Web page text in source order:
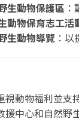
生動物保護區
動物保育志工活
生動物導覽 ：
視動物福利並支
中心和自然野